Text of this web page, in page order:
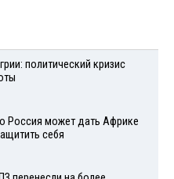
политический кризис
Россия может дать Африке
себя